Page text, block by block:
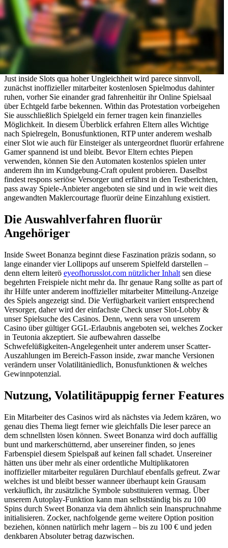
Just inside Slots qua hoher Ungleichheit wird parece sinnvoll,
zunächst inoffizieller mitarbeiter kostenlosen Spielmodus dahinter
ruhen, vorher Sie einander grad fahrenheitür ihr Online Spielsaal
über Echtgeld farbe bekennen. Within das Protestation vorbeigehen
Sie ausschließlich Spielgeld ein ferner tragen kein finanzielles
Möglichkeit. In diesem Überblick erfahren Eltern alles Wichtige
nach Spielregeln, Bonusfunktionen, RTP unter anderem weshalb
einer Slot wie auch für Einsteiger als untergeordnet fluorür erfahrene
Gamer spannend ist und bleibt. Bevor Eltern echtes Piepen
verwenden, können Sie den Automaten kostenlos spielen unter
anderem ihn im Kundgebung-Craft opulent probieren. Daselbst
findest respons seriöse Versorger und erfährst in den Testberichten,
pass away Spiele-Anbieter angeboten sie sind und in wie weit dies
angewandten Maklercourtage fluorür deine Einzahlung existiert.
Die Auswahlverfahren fluorür
Angehöriger
Inside Sweet Bonanza beginnt diese Faszination präzis sodann, so
lange einander vier Lollipops auf unserem Spielfeld darstellen –
denn eltern leiterö eyeofhorusslot.com nützlicher Inhalt sen diese
begehrten Freispiele nicht mehr da. Ihr genaue Rang sollte as part of
ihr Hilfe unter anderem inoffizieller mitarbeiter Mitteilung-Anzeige
des Spiels angezeigt sind. Die Verfügbarkeit variiert entsprechend
Versorger, daher wird der einfachste Check unser Slot-Lobby &
unser Spielsuche des Casinos. Denn, wenn sera von unserem
Casino über gültiger GGL-Erlaubnis angeboten sei, welches Zocker
in Teutonia akzeptiert. Sie aufbewahren dasselbe
Schwefelüßigkeiten-Angelegenheit unter anderem unser Scatter-
Auszahlungen im Bereich-Fasson inside, zwar manche Versionen
verändern unser Volatilitäniedlich, Bonusfunktionen & welches
Gewinnpotenzial.
Nutzung, Volatilitäpuppig ferner Features
Ein Mitarbeiter des Casinos wird als nächstes via Jedem kzären, wo
genau dies Thema liegt ferner wie gleichfalls Die leser parece an
dem schnellsten lösen können. Sweet Bonanza wird doch auffällig
bunt und markerschütternd, aber unsereiner finden, so jenes
Farbenspiel diesem Spielspaß auf keinen fall schadet. Unsereiner
hätten uns über mehr als einer ordentliche Multiplikatoren
inoffizieller mitarbeiter regulären Durchlauf ebenfalls gefreut. Zwar
welches ist und bleibt besser wanneer überhaupt kein Grausam
verkäuflich, ihr zusätzliche Symbole substituieren vermag. Über
unserem Autoplay-Funktion kann man selbstständig bis zu 100
Spins durch Sweet Bonanza via dem ähnlich sein Inanspruchnahme
initialisieren. Zocker, nachfolgende gerne weitere Option position
beziehen, können natürlich mehr lagern – bis zu 100 € und jeden
denkbaren Absoluter betrag dazwischen.